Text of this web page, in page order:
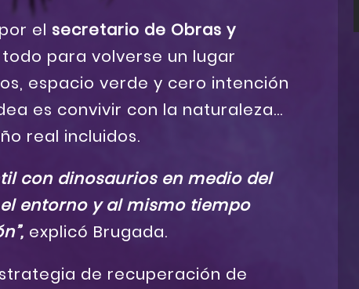
el secretario de Obras y
para volverse un lugar
espacio verde y cero intención
es convivir con la naturaleza…
real incluidos.
con dinosaurios en medio del
entorno y al mismo tiempo
explicó Brugada.
de recuperación de